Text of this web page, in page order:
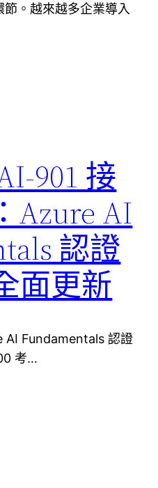
。越來越多企業導入
901 接
Azure AI
認證
面更新
Fundamentals 認證
考…